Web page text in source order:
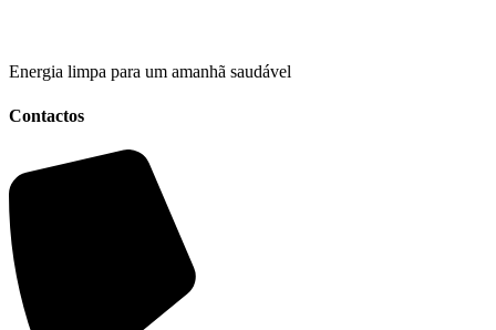
Energia limpa para um amanhã saudável
Contactos